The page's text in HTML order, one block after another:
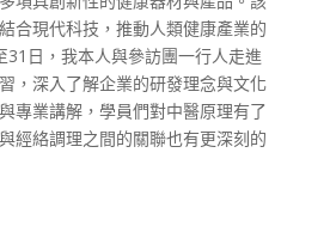
合現代科技，推動人類健康產業的
31日，我本人與參訪團一行人走進
，深入了解企業的研發理念與文化
專業講解，學員們對中醫原理有了
經絡調理之間的關聯也有更深刻的